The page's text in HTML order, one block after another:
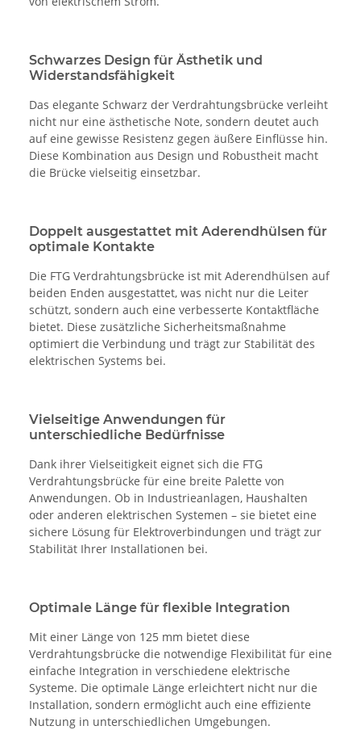
Schwarzes Design für Ästhetik und
Widerstandsfähigkeit
Das elegante Schwarz der Verdrahtungsbrücke verleiht
nicht nur eine ästhetische Note, sondern deutet auch
auf eine gewisse Resistenz gegen äußere Einflüsse hin.
Diese Kombination aus Design und Robustheit macht
die Brücke vielseitig einsetzbar.
Doppelt ausgestattet mit Aderendhülsen für
optimale Kontakte
Die FTG Verdrahtungsbrücke ist mit Aderendhülsen auf
beiden Enden ausgestattet, was nicht nur die Leiter
schützt, sondern auch eine verbesserte Kontaktfläche
bietet. Diese zusätzliche Sicherheitsmaßnahme
optimiert die Verbindung und trägt zur Stabilität des
elektrischen Systems bei.
Vielseitige Anwendungen für
unterschiedliche Bedürfnisse
Dank ihrer Vielseitigkeit eignet sich die FTG
Verdrahtungsbrücke für eine breite Palette von
Anwendungen. Ob in Industrieanlagen, Haushalten
oder anderen elektrischen Systemen – sie bietet eine
sichere Lösung für Elektroverbindungen und trägt zur
Stabilität Ihrer Installationen bei.
Optimale Länge für flexible Integration
Mit einer Länge von 125 mm bietet diese
Verdrahtungsbrücke die notwendige Flexibilität für eine
einfache Integration in verschiedene elektrische
Systeme. Die optimale Länge erleichtert nicht nur die
Installation, sondern ermöglicht auch eine effiziente
Nutzung in unterschiedlichen Umgebungen.